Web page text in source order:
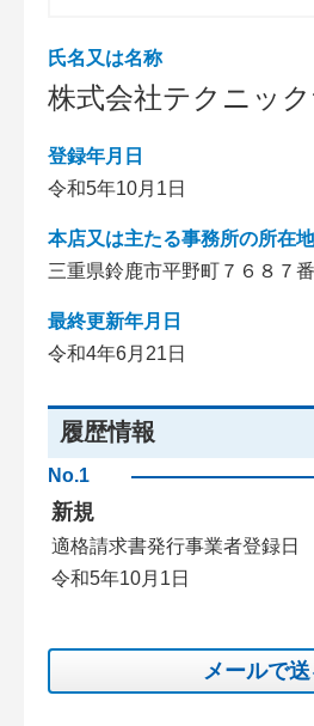
氏名又は名称
株式会社テクニッ
登録年月日
令和5年10月1日
本店又は主たる事務所の所在地
三重県鈴鹿市平野町７６８７番
最終更新年月日
令和4年6月21日
履歴情報
No.1
新規
適格請求書発行事業者登録日
令和5年10月1日
メールで送